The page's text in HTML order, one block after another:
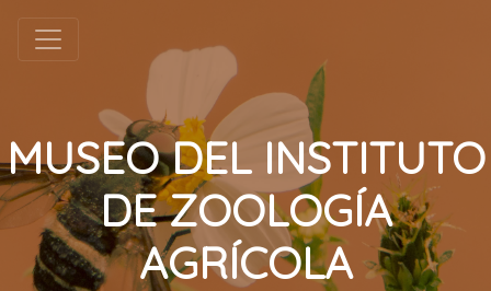
MUSEO DEL INSTITUTO
DE ZOOLOGÍA
AGRÍCOLA